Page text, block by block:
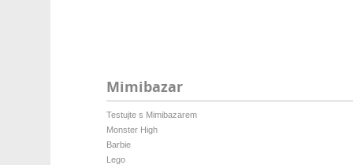
Mimibazar
Testujte s Mimibazarem
Monster High
Barbie
Lego